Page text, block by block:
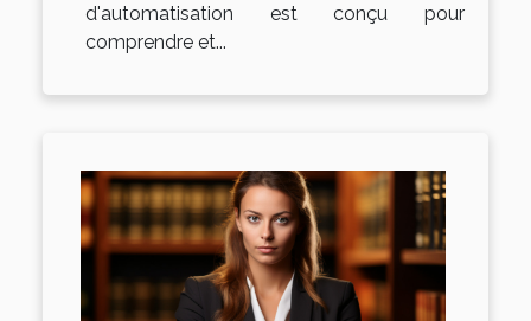
d'automatisation est conçu pour
comprendre et...